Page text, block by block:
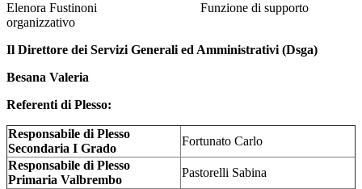
Elenora Fustinoni Funzione di supporto
organizzativo
Il Direttore dei Servizi Generali ed Amministrativi (Dsga)
Besana Valeria
Referenti di Plesso:
Responsabile di Plesso
Secondaria I Grado
Fortunato Carlo
Responsabile di Plesso
Primaria Valbrembo
Pastorelli Sabina